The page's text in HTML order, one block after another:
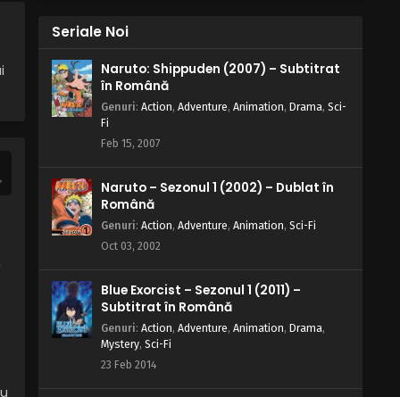
17 – Ispita
Eps 17 - Ispita - 6 July, 2025
Blue Exorcist – Sezonul 1 Episodul
16 – Pariul
Blue Exorcist – Sezonul 1 Episodul
Eps 15 - Un act de binefacere - 6 July, 2025
Blue Exorcist – Sezonul 1 Episodul
14 – Un picnic distractiv
Seriale Noi
Naruto: Shippuden (2007) – Subtitrat
în Română
Genuri: Action, Adventure, Animation, Drama, Sci-
Fi
Feb 15, 2007
Naruto – Sezonul 1 (2002) – Dublat în
Română
Genuri: Action, Adventure, Animation, Sci-Fi
Oct 03, 2002
Blue Exorcist – Sezonul 1 (2011) –
Subtitrat în Română
Genuri: Action, Adventure, Animation, Drama,
Mystery, Sci-Fi
23 Feb 2014